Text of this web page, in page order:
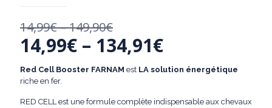
14,99€–149,90€
14,99€ – 134,91€
Red Cell Booster FARNAM est LA solution énergétique
riche en fer.
RED CELL est une formule complète indispensable aux chevaux